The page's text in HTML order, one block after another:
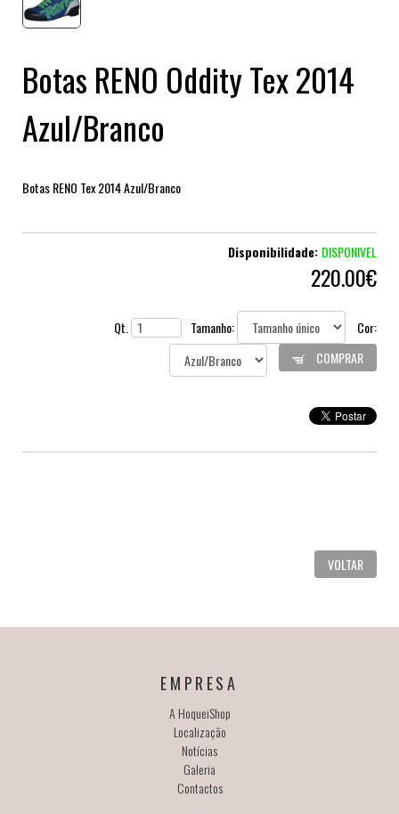
Botas RENO Oddity Tex 2014
Azul/Branco
Botas RENO Tex 2014 Azul/Branco
Disponibilidade: DISPONIVEL
220.00€
Qt. Tamanho:
Cor:
COMPRAR
VOLTAR
EMPRESA
A HoqueiShop
Localização
Notícias
Galeria
Contactos